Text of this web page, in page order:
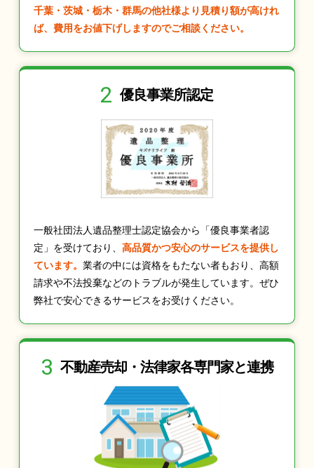
千葉・茨城・栃木・群馬の他社様より見積り額が高けれ
ば、費用をお値下げしますのでご相談ください。
2 優良事業所認定
一般社団法人遺品整理士認定協会から「優良事業者認
定」を受けており、 高品質かつ安心のサービスを提供し
ています。 業者の中には資格をもたない者もおり、高額
請求や不法投棄などのトラブルが発生しています。ぜひ
弊社で安心できるサービスをお受けください。
3 不動産売却・法律家各専門家と連携